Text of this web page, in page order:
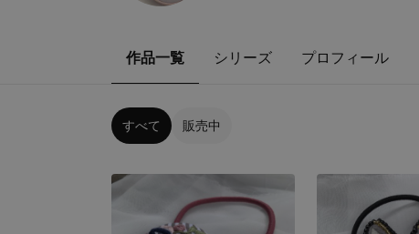
作品一覧 シリーズ プロフィール
すべて 販売中